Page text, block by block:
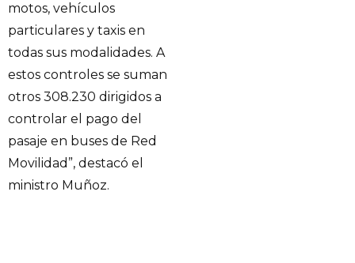
motos, vehículos
particulares y taxis en
todas sus modalidades. A
estos controles se suman
otros 308.230 dirigidos a
controlar el pago del
pasaje en buses de Red
Movilidad”, destacó el
ministro Muñoz.